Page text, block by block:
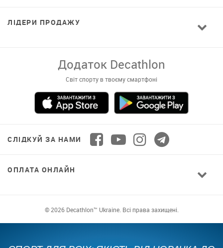
ЛІДЕРИ ПРОДАЖУ
Завантажуй додаток!
Комфортні покупки, ексклюзивні
пропозиції і зручний каталог в твоєму телефоні
СЛІДКУЙ ЗА НАМИ
© 2026 Decathlon™ Ukraine. Всі права захищені.